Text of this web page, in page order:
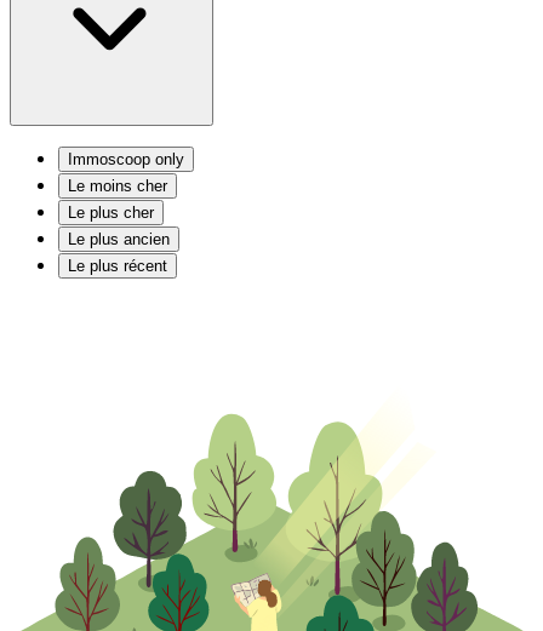
Immoscoop only
Le moins cher
Le plus cher
Le plus ancien
Le plus récent